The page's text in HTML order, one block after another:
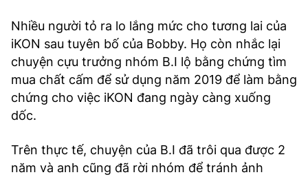
Nhiều người tỏ ra lo lắng mức cho tương lai của
iKON sau tuyên bố của Bobby. Họ còn nhắc lại
chuyện cựu trưởng nhóm B.I lộ bằng chứng tìm
mua chất cấm để sử dụng năm 2019 để làm bằng
chứng cho việc iKON đang ngày càng xuống
dốc.
Trên thực tế, chuyện của B.I đã trôi qua được 2
năm và anh cũng đã rời nhóm để tránh ảnh